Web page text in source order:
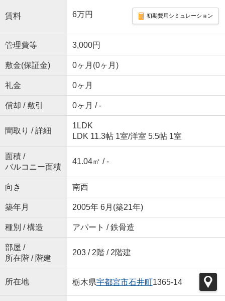
賃料 6万円 初期費用シミュレーション
管理費等 3,000円
敷金(保証金) 0ヶ月(0ヶ月)
礼金 0ヶ月
償却 / 敷引 0ヶ月 / -
間取り / 詳細
1LDK
LDK 11.3帖 1室/洋室 5.5帖 1室
面積 /
バルコニー面積
41.04㎡ / -
向き 南西
築年月 2005年 6月(築21年)
種別 / 構造 アパート / 鉄骨造
部屋 /
所在階 / 階建
203 / 2階 / 2階建
所在地 栃木県宇都宮市石井町1365-14